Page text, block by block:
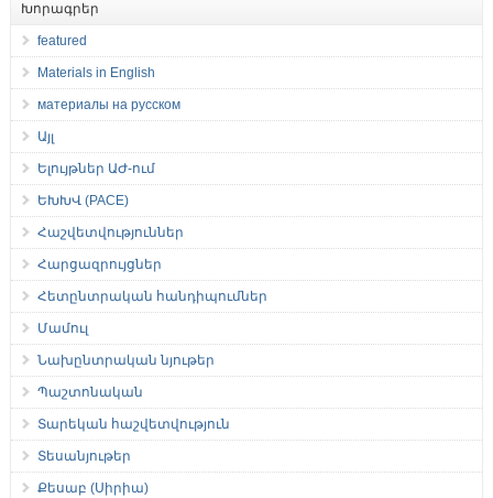
Խորագրեր
featured
Materials in English
материалы на русском
Այլ
Ելույթներ ԱԺ-ում
ԵԽԽՎ (PACE)
Հաշվետվություններ
Հարցազրույցներ
Հետընտրական հանդիպումներ
Մամուլ
Նախընտրական նյութեր
Պաշտոնական
Տարեկան հաշվետվություն
Տեսանյութեր
Քեսաբ (Սիրիա)